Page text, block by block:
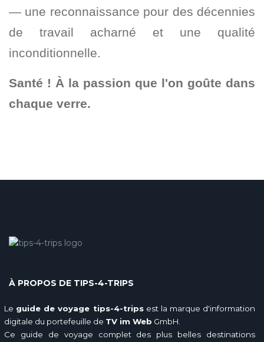
— une reconnaissance pour des décennies
de travail acharné et une qualité
inconditionnelle.
Santé ! À la passion que l'on goûte dans
chaque verre.
À PROPOS DE TIPS-4-TRIPS
Le guide de voyage tips-4-tripsest la marque d'information
digitale du portefeuille de TV im Web GmbH.
Ce guide de voyage complet des plus belles destinations